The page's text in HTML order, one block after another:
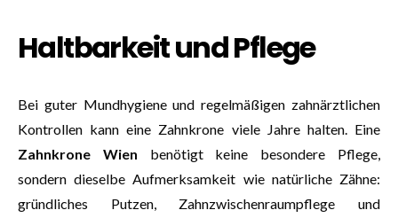
Haltbarkeit und Pflege
Bei guter Mundhygiene und regelmäßigen zahnärztlichen
Kontrollen kann eine Zahnkrone viele Jahre halten. Eine
Zahnkrone Wien benötigt keine besondere Pflege,
sondern dieselbe Aufmerksamkeit wie natürliche Zähne:
gründliches Putzen, Zahnzwischenraumpflege und